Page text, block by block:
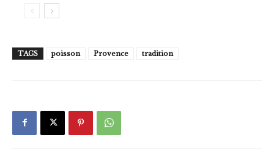
TAGS poisson Provence tradition